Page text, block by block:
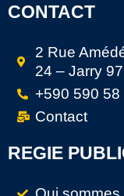
CONTACT
2 Rue
24 – Jarry
+590 590 58
Contact
REGIE